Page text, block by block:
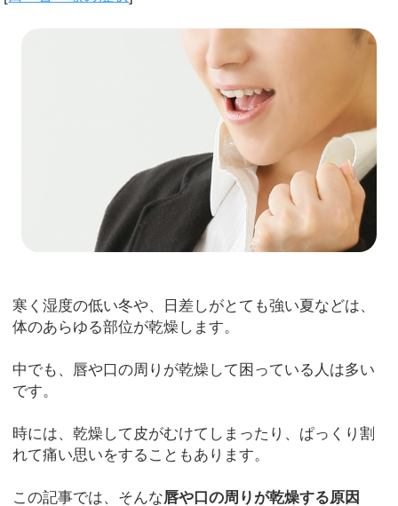
寒く湿度の低い冬や、日差しがとても強い夏などは、
体のあらゆる部位が乾燥します。
中でも、唇や口の周りが乾燥して困っている人は多い
です。
時には、乾燥して皮がむけてしまったり、ぱっくり割
れて痛い思いをすることもあります。
この記事では、そんな唇や口の周りが乾燥する原因